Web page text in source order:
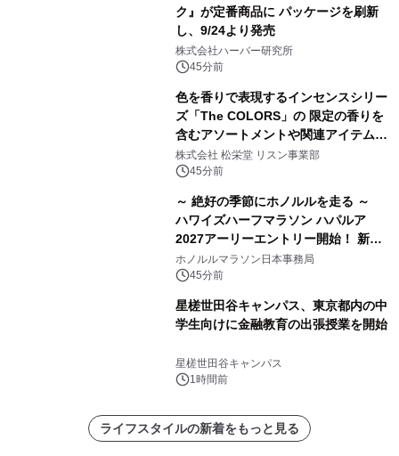
ク』が定番商品に パッケージを刷新
し、9/24より発売
株式会社ハーバー研究所
45分前
色を香りで表現するインセンスシリー
ズ「The COLORS」の 限定の香りを
含むアソートメントや関連アイテムを
8月6日発売
株式会社 松栄堂 リスン事業部
45分前
～ 絶好の季節にホノルルを走る ～
ハワイズハーフマラソン ハパルア
2027アーリーエントリー開始！ 新カ
テゴリー「ハパルアIKI(イキ)」(約
13.4km)が登場
ホノルルマラソン日本事務局
45分前
星槎世田谷キャンパス、東京都内の中
学生向けに金融教育の出張授業を開始
星槎世田谷キャンパス
1時間前
ライフスタイルの新着をもっと見る